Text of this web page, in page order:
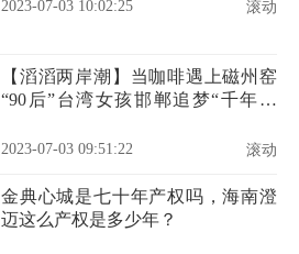
2023-07-03 10:02:25 滚动
【滔滔两岸潮】当咖啡遇上磁州窑
“90后”台湾女孩邯郸追梦“千年窑
2023-07-03 09:51:22 滚动
金典心城是七十年产权吗，海南澄
迈这么产权是多少年？